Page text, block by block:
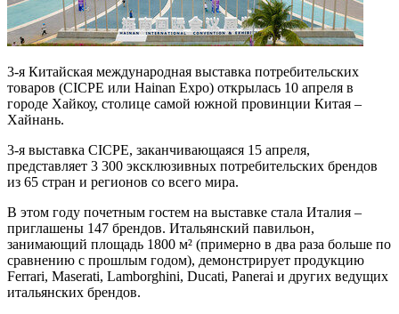
3-я Китайская международная выставка потребительских
товаров (CICPE или Hainan Expo) открылась 10 апреля в
городе Хайкоу, столице самой южной провинции Китая –
Хайнань.
3-я выставка CICPE, заканчивающаяся 15 апреля,
представляет 3 300 эксклюзивных потребительских брендов
из 65 стран и регионов со всего мира.
В этом году почетным гостем на выставке стала Италия –
приглашены 147 брендов. Итальянский павильон,
занимающий площадь 1800 м² (примерно в два раза больше по
сравнению с прошлым годом), демонстрирует продукцию
Ferrari, Maserati, Lamborghini, Ducati, Panerai и других ведущих
итальянских брендов.